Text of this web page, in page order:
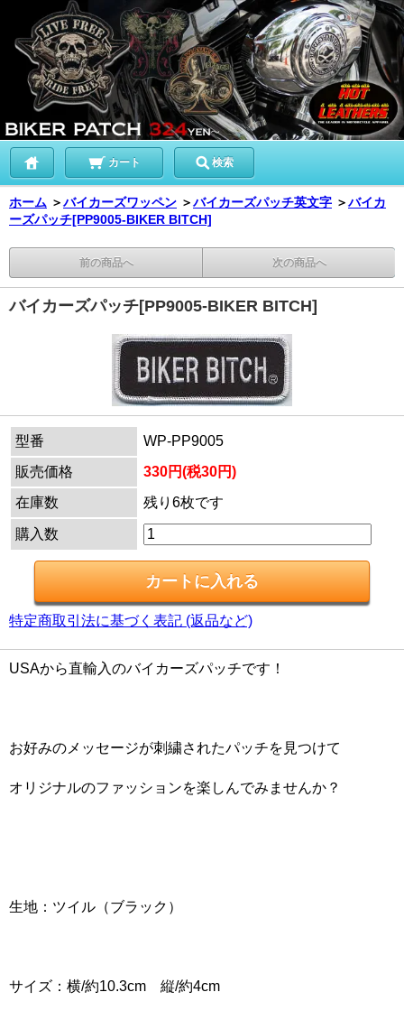
カート 検索
ホーム ＞バイカーズワッペン ＞バイカーズパッチ英文字 ＞バイカ
ーズパッチ[PP9005-BIKER BITCH]
前の商品へ 次の商品へ
バイカーズパッチ[PP9005-BIKER BITCH]
型番
WP-PP9005
販売価格
330円(税30円)
在庫数
残り6枚です
購入数
特定商取引法に基づく表記 (返品など)
USAから直輸入のバイカーズパッチです！
お好みのメッセージが刺繍されたパッチを見つけて
オリジナルのファッションを楽しんでみませんか？
生地：ツイル（ブラック）
サイズ：横/約10.3cm 縦/約4cm